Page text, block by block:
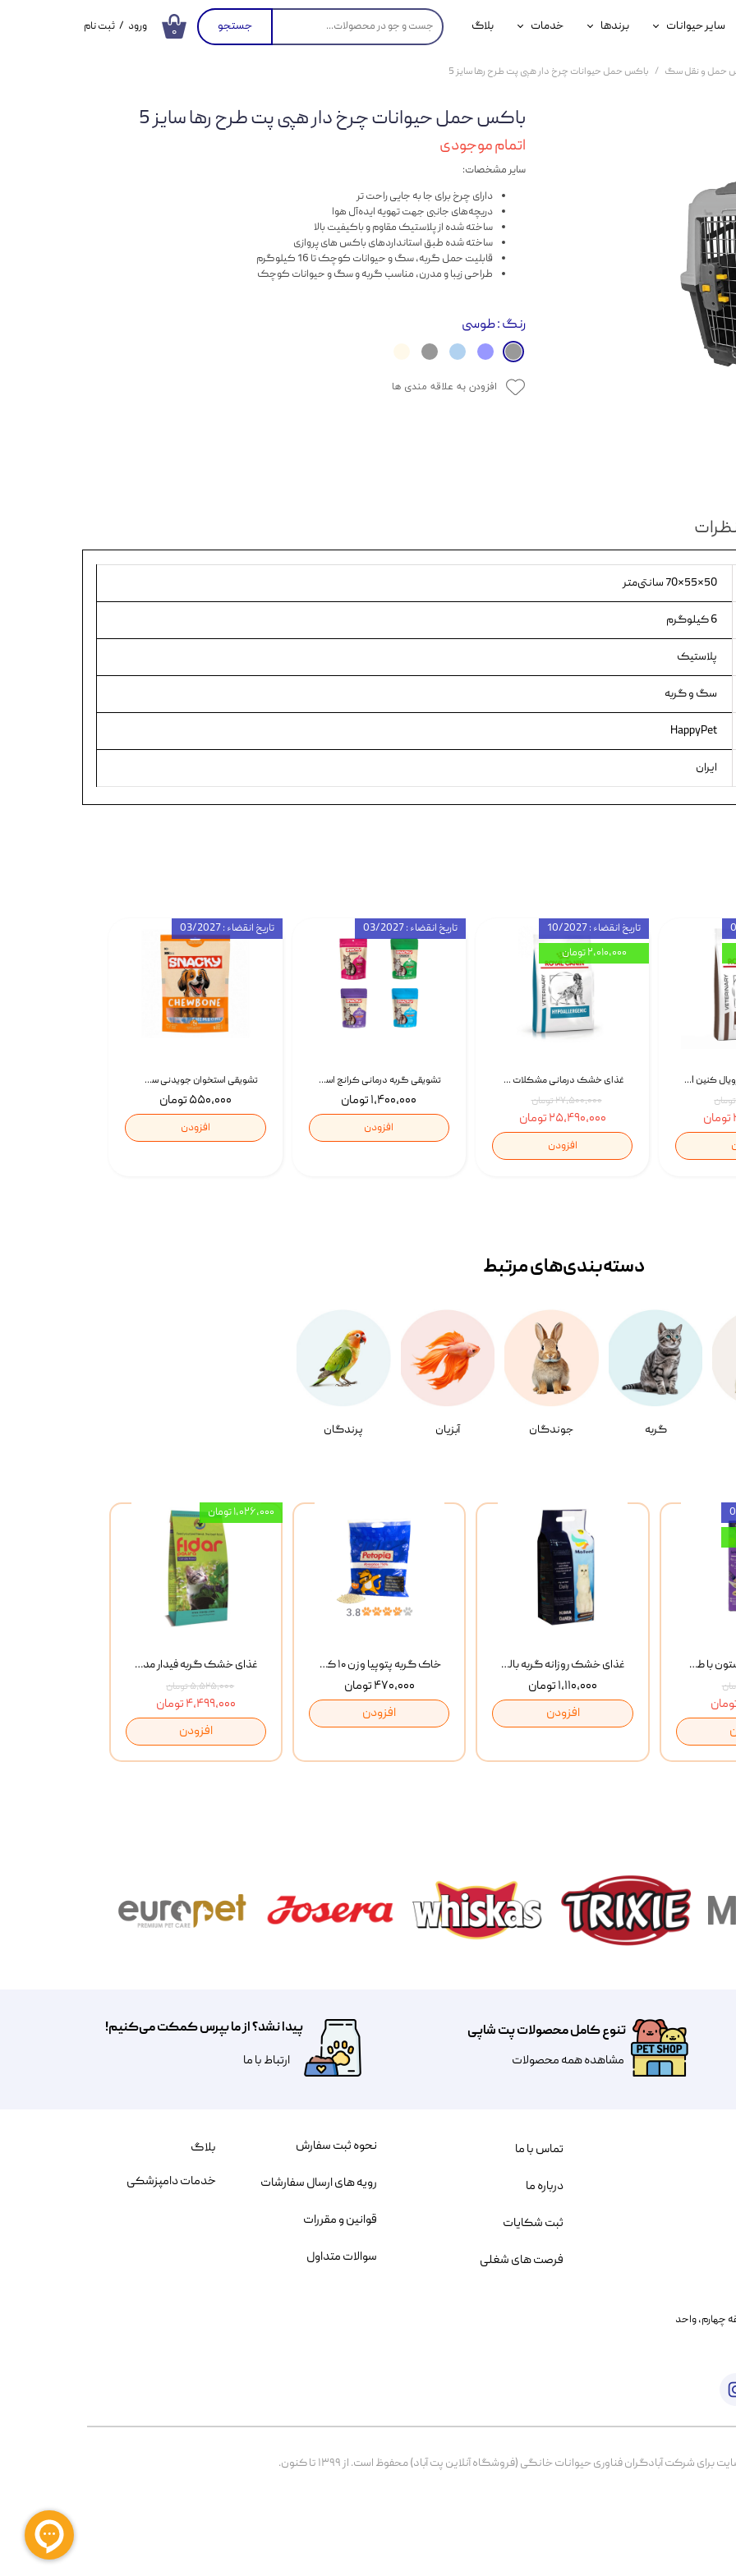
۰ جستجو سایر حیوانات
محصولات پرندگان
برندها
جوسرا
خدمات
خدمات آنلاین دامپزشکی
بلاگ ورود / ثبت نام
حمل و نقل سگ باکس حمل حیوانات چرخ دار هپی پت طرح رها سایز 5
باکس حمل حیوانات چرخ دار هپی پت طرح رها سایز 5
اتمام موجودی
سایر مشخصات:
دارای چرخ برای جا به جایی راحت تر
دریچه‌های جانبی جهت تهویه ایده‌آل هوا
ساخته شده از پلاستیک مقاوم و باکیفیت بالا
ساخته شده طبق استانداردهای باکس های پروازی
قابلیت حمل گربه، سگ و حیوانات کوچک تا 16 کیلوگرم
طراحی زیبا و مدرن، مناسب گربه‌ و سگ‌ و حیوانات کوچک
رنگ: طوسی
افزودن به علاقه مندی ها
50×55×70 سانتی‌متر
6 کیلوگرم
پلاستیک
سگ و گربه
HappyPet
ایران
تشویقی استخوان جویدنی سگ اسنکی کرانچی با طعم مرغ Snacky Crunchy Munchy وزن 100 گرم
۵۵۰,۰۰۰ تومان
افزودن
تاریخ انقضاء : 03/2027
تشویقی گربه درمانی کرانچ اسنکی با طعم میکس Snacky Crunch Cat Treats وزن 60 گرم بسته 4 عددی
۱,۴۰۰,۰۰۰ تومان
افزودن
تاریخ انقضاء : 03/2027
غذای خشک درمانی مشکلات گوارشی سگ رویال کنین Royal Canin Hypoallergenic وزن 7 کیلوگرم | پت استوک
۲۷,۵۰۰,۰۰۰ تومان
۲۵,۴۹۰,۰۰۰ تومان
افزودن
تاریخ انقضاء : 10/2027
۲,۰۱۰,۰۰۰ تومان
غذای خشک سگ رویال کنین Royal Canin Gastrointestinal وزن 7.5 کیلوگرم | پت استوک
گربه جوندگان آبزیان پرندگان
دسته‌بندی‌‌های مرتبط
غذای خشک گربه فیدار مدل Adult وزن 10 کیلوگرم
۵,۵۲۵,۰۰۰ تومان
۴,۴۹۹,۰۰۰ تومان
افزودن
۱,۰۲۶,۰۰۰ تومان
خاک گربه پتوپیا وزن ۱۰ کیلوگرم
۴۷۰,۰۰۰ تومان
افزودن
غذای خشک روزانه گربه بالغ مفید MoFeed Adult Daily Cat Food وزن 2 کیلوگرم
۱,۱۱۰,۰۰۰ تومان
افزودن
بستنی گربه وینستون با طعم مرغ و ماهی Winstone Chicken & Fish بسته 8 عددی
تنوع کامل محصولات پت شاپی
مشاهده همه محصولات
پیدا نشد؟ از ما بپرس کمکت می‌کنیم!
​​​ارتباط با ما
خیابان بنی هاشم پلاک ۲۰۲ ، طبقه چهارم، واحد
شرکت آبادگران فناوری حیوانات خانگی (فروشگاه آنلاین پت آباد) محفوظ است. از ۱۳۹۹ تا کنون.
نحوه ثبت سفارش
رویه های ارسال سفارشات
قوانین و مقررات
سوالات متداول
تماس با ما
درباره ما
ثبت شکایات
فرصت های شغلی
بلاگ
خدمات دامپزشکی